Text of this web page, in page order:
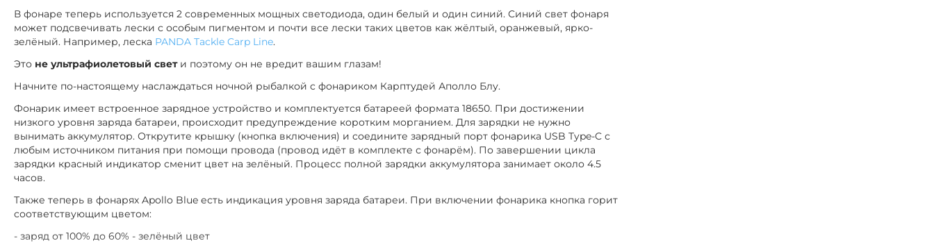
В фонаре теперь используется 2 современных мощных светодиода, один белый и один синий. Синий свет фонаря
может подсвечивать лески с особым пигментом и почти все лески таких цветов как жёлтый, оранжевый, ярко-
зелёный. Например, леска PANDA Tackle Carp Line.
Это не ультрафиолетовый свети поэтому он не вредит вашим глазам!
Начните по-настоящему наслаждаться ночной рыбалкой с фонариком Карптудей Аполло Блу.
Фонарик имеет встроенное зарядное устройство и комплектуется батареей формата 18650. При достижении
низкого уровня заряда батареи, происходит предупреждение коротким морганием. Для зарядки не нужно
вынимать аккумулятор. Открутите крышку (кнопка включения) и соедините зарядный порт фонарика USB Type-C с
любым источником питания при помощи провода (провод идёт в комплекте с фонарём). По завершении цикла
зарядки красный индикатор сменит цвет на зелёный. Процесс полной зарядки аккумулятора занимает около 4.5
часов.
Также теперь в фонарях Apollo Blue есть индикация уровня заряда батареи. При включении фонарика кнопка горит
соответствующим цветом:
- заряд от 100% до 60% - зелёный цвет